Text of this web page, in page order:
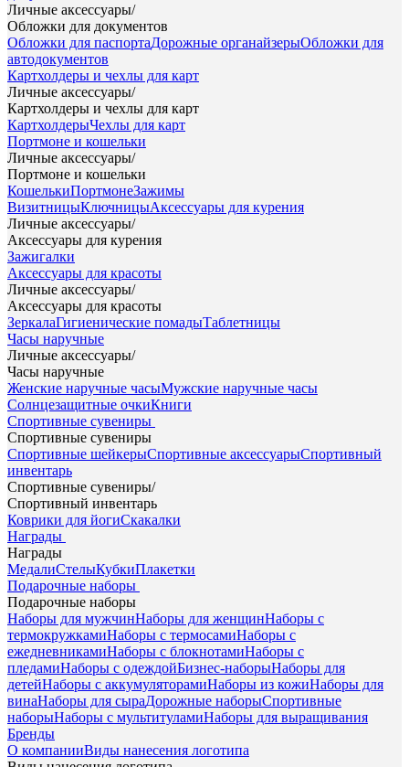
Личные аксессуары/
Обложки для документов
Обложки для паспортаДорожные органайзерыОбложки для
автодокументов
Картхолдеры и чехлы для карт
Личные аксессуары/
Картхолдеры и чехлы для карт
КартхолдерыЧехлы для карт
Портмоне и кошельки
Личные аксессуары/
Портмоне и кошельки
КошелькиПортмонеЗажимы
ВизитницыКлючницыАксессуары для курения
Личные аксессуары/
Аксессуары для курения
Зажигалки
Аксессуары для красоты
Личные аксессуары/
Аксессуары для красоты
ЗеркалаГигиенические помадыТаблетницы
Часы наручные
Личные аксессуары/
Часы наручные
Женские наручные часыМужские наручные часы
Солнцезащитные очкиКниги
Спортивные сувениры
Спортивные сувениры
Спортивные шейкерыСпортивные аксессуарыСпортивный
инвентарь
Спортивные сувениры/
Спортивный инвентарь
Коврики для йогиСкакалки
Награды
Награды
МедалиСтелыКубкиПлакетки
Подарочные наборы
Подарочные наборы
Наборы для мужчинНаборы для женщинНаборы с
термокружкамиНаборы с термосамиНаборы с
ежедневникамиНаборы с блокнотамиНаборы с
пледамиНаборы с одеждойБизнес-наборыНаборы для
детейНаборы с аккумуляторамиНаборы из кожиНаборы для
винаНаборы для сыраДорожные наборыСпортивные
наборыНаборы с мультитуламиНаборы для выращивания
Бренды
О компанииВиды нанесения логотипа